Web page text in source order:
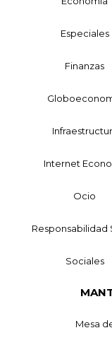
Especiales
Finanzas
Internet
Ocio
Responsabilidad
Sociales
Mesa